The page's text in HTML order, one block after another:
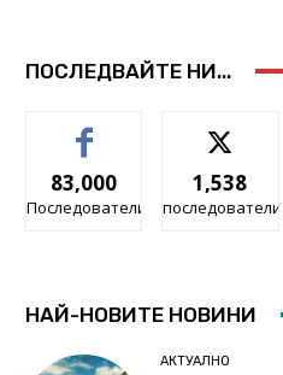
ПОСЛЕДВАЙТЕ НИ...
83,000
Последователи
1,538
последователи
НАЙ-НОВИТЕ НОВИНИ
АКТУАЛНО